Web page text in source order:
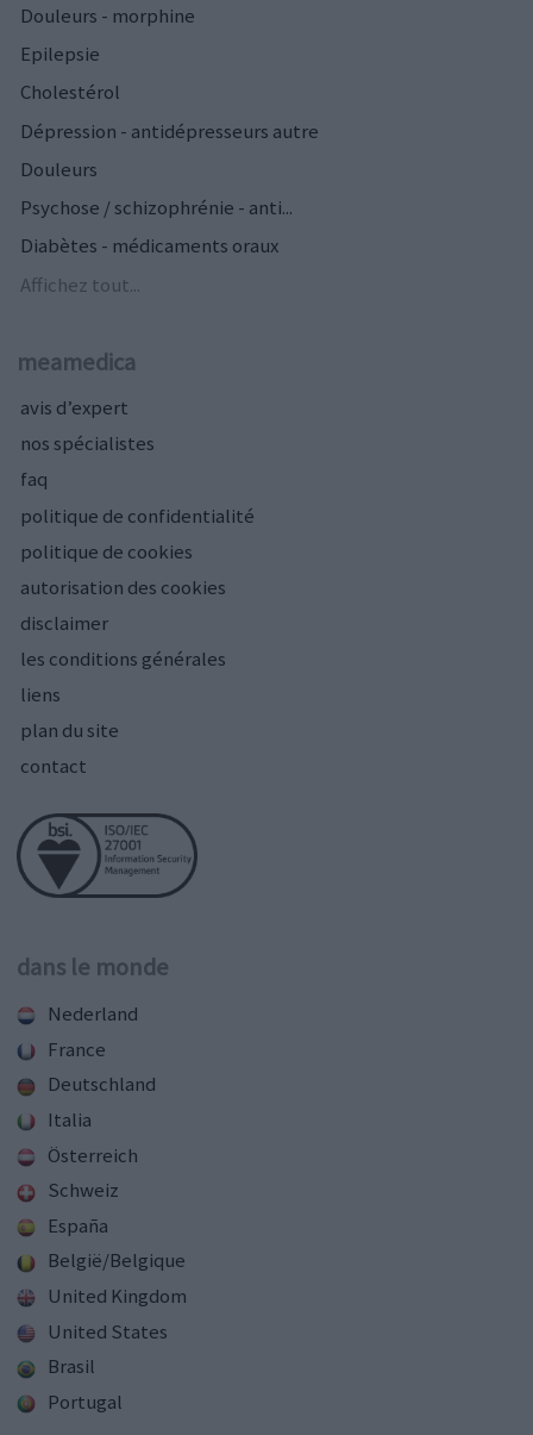
Douleurs - morphine
Epilepsie
Cholestérol
Dépression - antidépresseurs autre
Douleurs
Psychose / schizophrénie - anti...
Diabètes - médicaments oraux
Affichez tout...
meamedica
avis d’expert
nos spécialistes
faq
politique de confidentialité
politique de cookies
autorisation des cookies
disclaimer
les conditions générales
liens
plan du site
contact
dans le monde
Nederland
France
Deutschland
Italia
Österreich
Schweiz
España
België/Belgique
United Kingdom
United States
Brasil
Portugal